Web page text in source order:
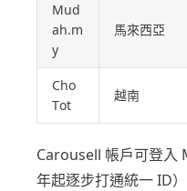
Mud
ah.m
y
馬來西亞
Cho
Tot
越南
Carousell 帳戶可登入
年起逐步打通統一 ID）